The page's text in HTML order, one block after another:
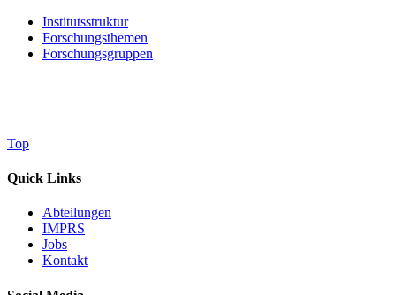
Institutsstruktur
Forschungsthemen
Forschungsgruppen
Top
Quick Links
Abteilungen
IMPRS
Jobs
Kontakt